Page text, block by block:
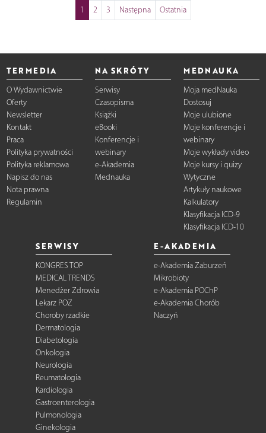
1 2 3 Następna Ostatnia
TERMEDIA
O Wydawnictwie
Oferty
Newsletter
Kontakt
Praca
Polityka prywatności
Polityka reklamowa
Napisz do nas
Nota prawna
Regulamin
NA SKRÓTY
Serwisy
Czasopisma
Książki
eBooki
Konferencje i
webinary
e-Akademia
Mednauka
MEDNAUKA
Moja medNauka
Dostosuj
Moje ulubione
Moje konferencje i
webinary
Moje wykłady video
Moje kursy i quizy
Wytyczne
Artykuły naukowe
Kalkulatory
Klasyfikacja ICD-9
Klasyfikacja ICD-10
SERWISY
KONGRES TOP
MEDICAL TRENDS
Menedżer Zdrowia
Lekarz POZ
Choroby rzadkie
Dermatologia
Diabetologia
Onkologia
Neurologia
Reumatologia
Kardiologia
Gastroenterologia
Pulmonologia
Ginekologia
E-AKADEMIA
e-Akademia Zaburzeń
Mikrobioty
e-Akademia POChP
e-Akademia Chorób
Naczyń